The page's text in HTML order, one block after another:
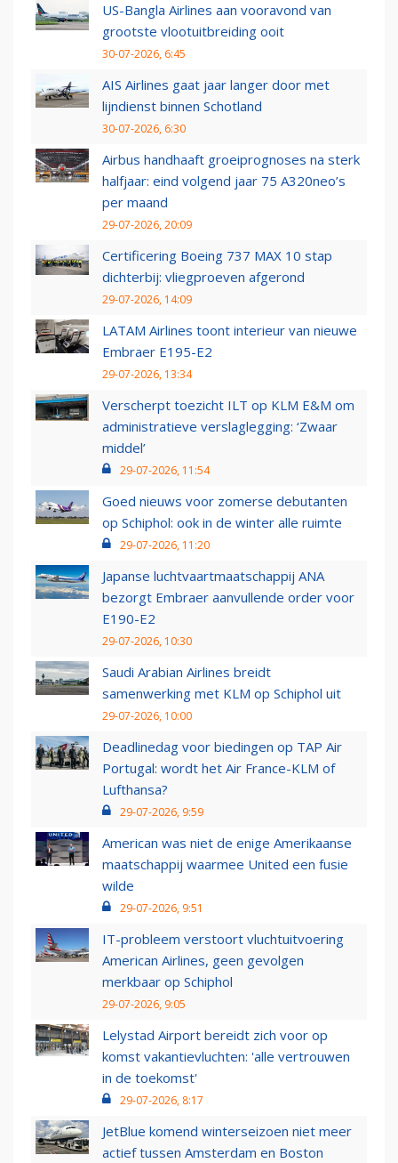
US-Bangla Airlines aan vooravond van
grootste vlootuitbreiding ooit
30-07-2026, 6:45
AIS Airlines gaat jaar langer door met
lijndienst binnen Schotland
30-07-2026, 6:30
Airbus handhaaft groeiprognoses na sterk
halfjaar: eind volgend jaar 75 A320neo’s
per maand
29-07-2026, 20:09
Certificering Boeing 737 MAX 10 stap
dichterbij: vliegproeven afgerond
29-07-2026, 14:09
LATAM Airlines toont interieur van nieuwe
Embraer E195-E2
29-07-2026, 13:34
Verscherpt toezicht ILT op KLM E&M om
administratieve verslaglegging: ‘Zwaar
middel’
29-07-2026, 11:54
Goed nieuws voor zomerse debutanten
op Schiphol: ook in de winter alle ruimte
29-07-2026, 11:20
Japanse luchtvaartmaatschappij ANA
bezorgt Embraer aanvullende order voor
E190-E2
29-07-2026, 10:30
Saudi Arabian Airlines breidt
samenwerking met KLM op Schiphol uit
29-07-2026, 10:00
Deadlinedag voor biedingen op TAP Air
Portugal: wordt het Air France-KLM of
Lufthansa?
29-07-2026, 9:59
American was niet de enige Amerikaanse
maatschappij waarmee United een fusie
wilde
29-07-2026, 9:51
IT-probleem verstoort vluchtuitvoering
American Airlines, geen gevolgen
merkbaar op Schiphol
29-07-2026, 9:05
Lelystad Airport bereidt zich voor op
komst vakantievluchten: 'alle vertrouwen
in de toekomst'
29-07-2026, 8:17
JetBlue komend winterseizoen niet meer
actief tussen Amsterdam en Boston